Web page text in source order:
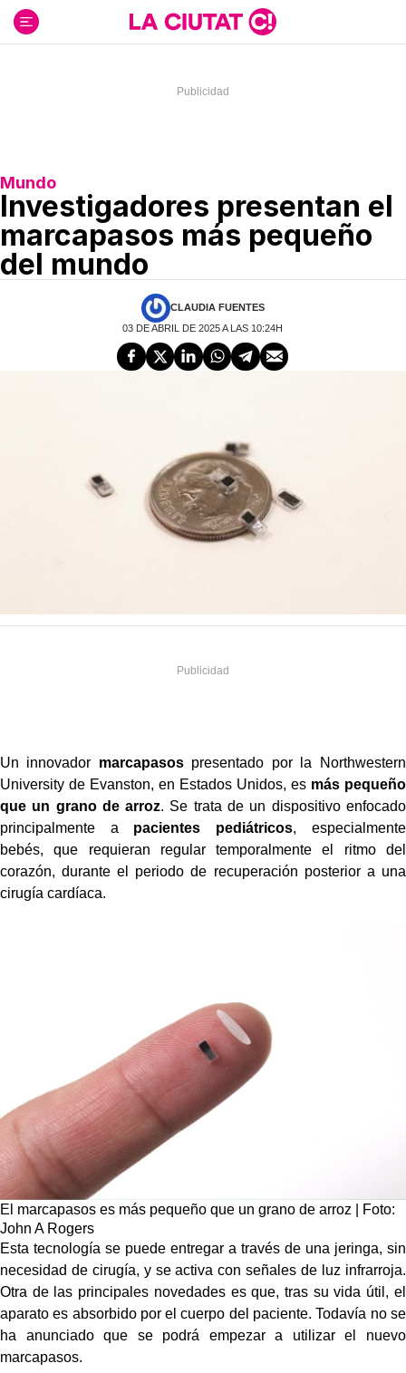
contenido
Mundo
Investigadores presentan el
marcapasos más pequeño
del mundo
CLAUDIA FUENTES
03 DE ABRIL DE 2025 A LAS 10:24H
Un innovador marcapasospresentado por la Northwestern
University de Evanston, en Estados Unidos, es más pequeño
que un grano de arroz. Se trata de un dispositivo enfocado
principalmente a pacientes pediátricos, especialmente
bebés, que requieran regular temporalmente el ritmo del
corazón, durante el periodo de recuperación posterior a una
cirugía cardíaca.
El marcapasos es más pequeño que un grano de arroz | Foto:
John A Rogers
Esta tecnología se puede entregar a través de una jeringa, sin
necesidad de cirugía, y se activa con señales de luz infrarroja.
Otra de las principales novedades es que, tras su vida útil, el
aparato es absorbido por el cuerpo del paciente. Todavía no se
ha anunciado que se podrá empezar a utilizar el nuevo
marcapasos.